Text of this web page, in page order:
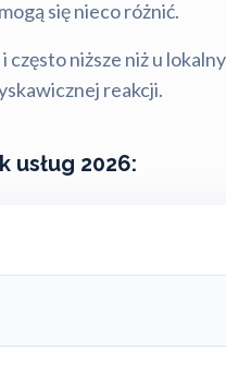
się nieco różnić.
niższe niż u
reakcji.
usług 2026: